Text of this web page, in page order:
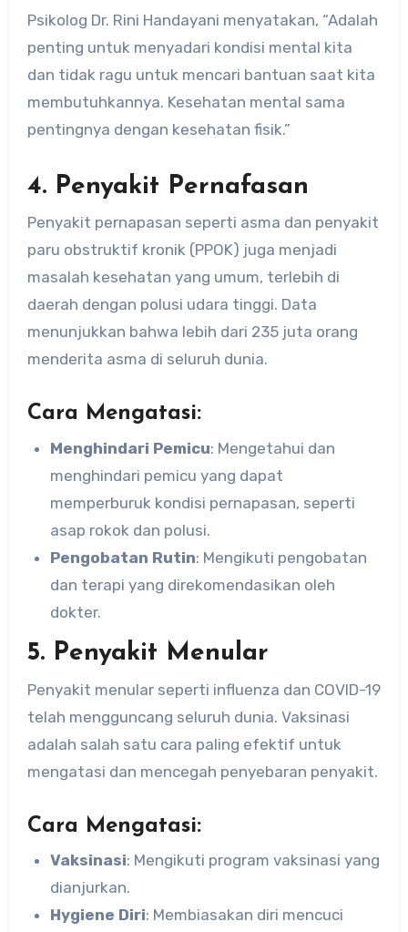
Psikolog Dr. Rini Handayani menyatakan, “Adalah
penting untuk menyadari kondisi mental kita
dan tidak ragu untuk mencari bantuan saat kita
membutuhkannya. Kesehatan mental sama
pentingnya dengan kesehatan fisik.”
4. Penyakit Pernafasan
Penyakit pernapasan seperti asma dan penyakit
paru obstruktif kronik (PPOK) juga menjadi
masalah kesehatan yang umum, terlebih di
daerah dengan polusi udara tinggi. Data
menunjukkan bahwa lebih dari 235 juta orang
menderita asma di seluruh dunia.
Cara Mengatasi:
Menghindari Pemicu: Mengetahui dan
menghindari pemicu yang dapat
memperburuk kondisi pernapasan, seperti
asap rokok dan polusi.
Pengobatan Rutin: Mengikuti pengobatan
dan terapi yang direkomendasikan oleh
dokter.
5. Penyakit Menular
Penyakit menular seperti influenza dan COVID-19
telah mengguncang seluruh dunia. Vaksinasi
adalah salah satu cara paling efektif untuk
mengatasi dan mencegah penyebaran penyakit.
Cara Mengatasi:
Vaksinasi: Mengikuti program vaksinasi yang
dianjurkan.
Hygiene Diri: Membiasakan diri mencuci